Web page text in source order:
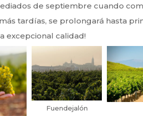
de septiembre cuando
tardías, se prolongará hasta
excepcional calidad!
Fuendejalón